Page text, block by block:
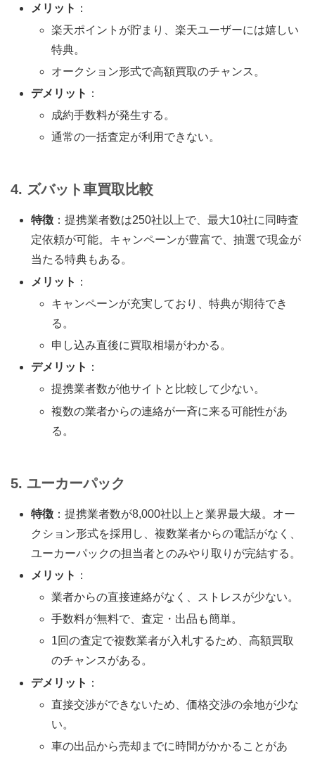
メリット ：
楽天ポイントが貯まり、楽天ユーザーには嬉しい
特典。
オークション形式で高額買取のチャンス。
デメリット ：
成約手数料が発生する。
通常の一括査定が利用できない。
4. ズバット車買取比較
特徴 ：提携業者数は250社以上で、最大10社に同時査
定依頼が可能。キャンペーンが豊富で、抽選で現金が
当たる特典もある。
メリット ：
キャンペーンが充実しており、特典が期待でき
る。
申し込み直後に買取相場がわかる。
デメリット ：
提携業者数が他サイトと比較して少ない。
複数の業者からの連絡が一斉に来る可能性があ
る。
5. ユーカーパック
特徴 ：提携業者数が8,000社以上と業界最大級。オー
クション形式を採用し、複数業者からの電話がなく、
ユーカーパックの担当者とのみやり取りが完結する。
メリット ：
業者からの直接連絡がなく、ストレスが少ない。
手数料が無料で、査定・出品も簡単。
1回の査定で複数業者が入札するため、高額買取
のチャンスがある。
デメリット ：
直接交渉ができないため、価格交渉の余地が少な
い。
車の出品から売却までに時間がかかることがあ